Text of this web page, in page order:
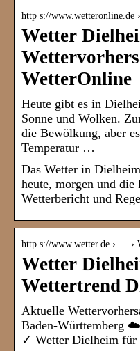
http s://www.wetteronline.de
Wetter
WetterOnline
Heute gibt es in
Sonne und Wolken.
die Bewölkung, aber
Temperatur …
Das Wetter in
heute, morgen und die
Wetterbericht und
http s://www.wetter.de › … ›
Wetter
Wettertrend
Aktuelle
Baden-Württemberg
✓ Wetter Dielheim für